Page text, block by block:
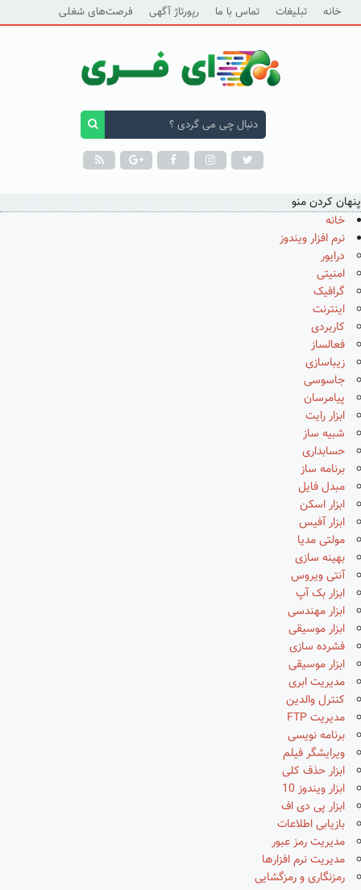
خانه تبلیغات تماس با ما رپورتاژ آگهی فرصت‌های شغلی
پنهان کردن منو
خانه
نرم افزار ویندوز
درایور
امنیتی
گرافیک
اینترنت
کاربردی
فعالساز
زیباسازی
جاسوسی
پیامرسان
ابزار رایت
شبیه ساز
حسابداری
برنامه ساز
مبدل فایل
ابزار اسکن
ابزار آفیس
مولتی مدیا
بهینه سازی
آنتی ویروس
ابزار بک آپ
ابزار مهندسی
ابزار موسیقی
فشرده سازی
ابزار موسیقی
مدیریت ابری
کنترل والدین
مدیریت FTP
برنامه نویسی
ویرایشگر فیلم
ابزار حذف کلی
ابزار ویندوز 10
ابزار پی دی اف
بازیابی اطلاعات
مدیریت رمز عبور
مدیریت نرم افزارها
رمزنگاری و رمزگشایی